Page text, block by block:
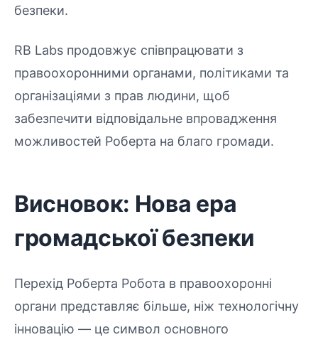
безпеки.
RB Labs продовжує співпрацювати з
правоохоронними органами, політиками та
організаціями з прав людини, щоб
забезпечити відповідальне впровадження
можливостей Роберта на благо громади.
Висновок: Нова ера
громадської безпеки
Перехід Роберта Робота в правоохоронні
органи представляє більше, ніж технологічну
інновацію — це символ основного